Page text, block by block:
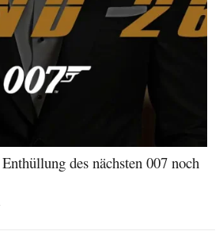
des nächsten 007 noch